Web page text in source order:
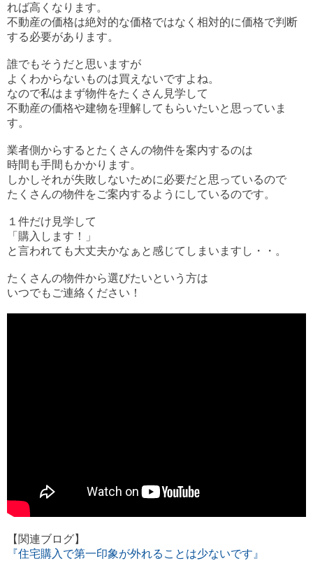
れば高くなります。
不動産の価格は絶対的な価格ではなく相対的に価格で判断
する必要があります。
誰でもそうだと思いますが
よくわからないものは買えないですよね。
なので私はまず物件をたくさん見学して
不動産の価格や建物を理解してもらいたいと思っていま
す。
業者側からするとたくさんの物件を案内するのは
時間も手間もかかります。
しかしそれが失敗しないために必要だと思っているので
たくさんの物件をご案内するようにしているのです。
１件だけ見学して
「購入します！」
と言われても大丈夫かなぁと感じてしまいますし・・。
たくさんの物件から選びたいという方は
いつでもご連絡ください！
【関連ブログ】
『住宅購入で第一印象が外れることは少ないです』